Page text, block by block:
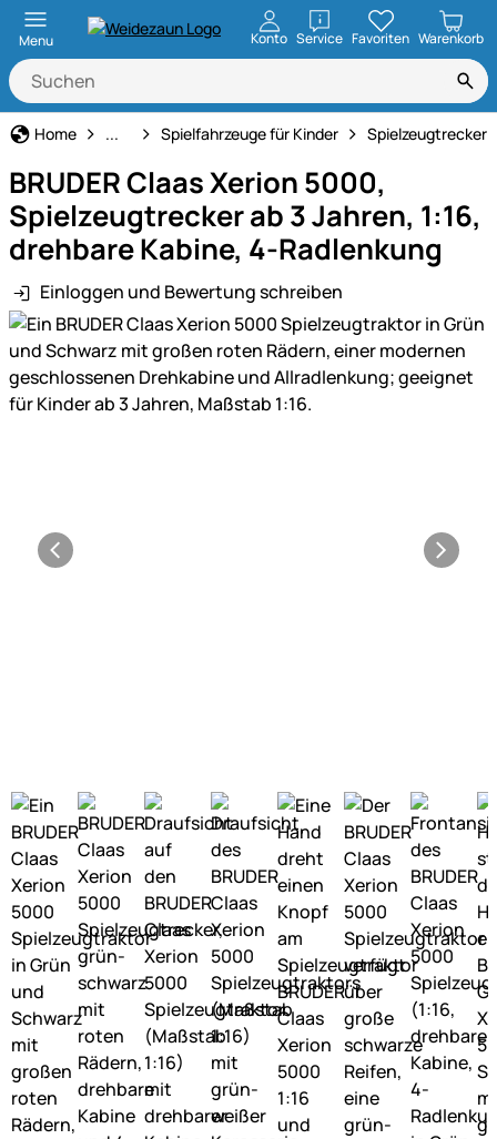
Menu Konto ServiceöffnenFavoriten Warenkorb
Home Freizeit & Hobby
... Spielfahrzeuge für Kinder Spielzeugtrecker
BRUDER Claas Xerion 5000,
Spielzeugtrecker ab 3 Jahren, 1:16,
drehbare Kabine, 4-Radlenkung
Einloggen und Bewertung schreiben
Produktgalerie